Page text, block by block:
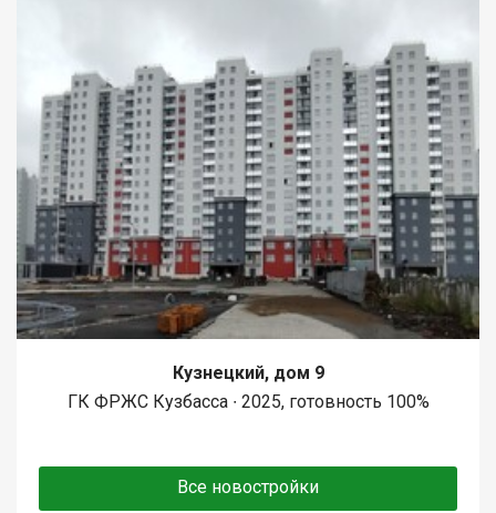
Кузнецкий, дом 9
ГК ФРЖС Кузбасса ∙ 2025, готовность 100%
Все новостройки